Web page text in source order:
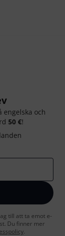
engelska och
50 €!
till att ta emot e-
Du finner mer
.